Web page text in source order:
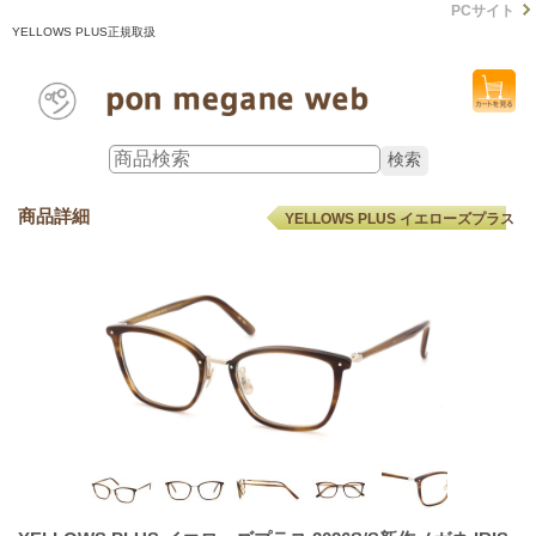
YELLOWS PLUS正規取扱
PCサイト
商品詳細 YELLOWS PLUS イエローズプラス